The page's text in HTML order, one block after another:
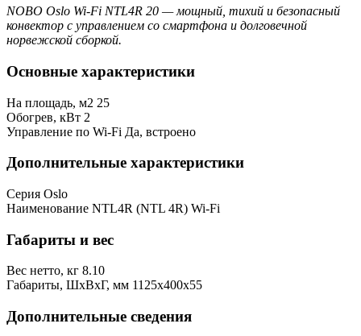
NOBO Oslo Wi-Fi NTL4R 20 — мощный, тихий и безопасный
конвектор с управлением со смартфона и долговечной
норвежской сборкой.
Основные характеристики
На площадь, м2 25
Обогрев, кВт 2
Управление по Wi-Fi Да, встроено
Дополнительные характеристики
Серия Oslo
Наименование NTL4R (NTL 4R) Wi-Fi
Габариты и вес
Вес нетто, кг 8.10
Габариты, ШxВxГ, мм 1125x400x55
Дополнительные сведения